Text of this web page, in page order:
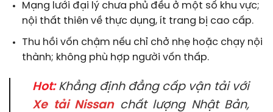
Mạng lưới đại lý chưa phủ đều ở một số khu vực;
nội thất thiên về thực dụng, ít trang bị cao cấp.
Thu hồi vốn chậm nếu chỉ chở nhẹ hoặc chạy nội
thành; không phù hợp người vốn thấp.
Hot:Khẳng định đẳng cấp vận tải với
Xe tải Nissanchất lượng Nhật Bản,